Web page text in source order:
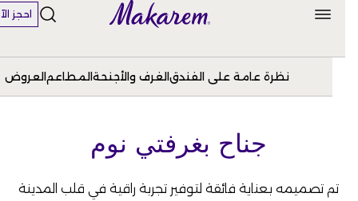
احجز الآن
نظرة عامة على الفندقالغرف والأجنحةالمطاعمالعروض
جناح بغرفتي نوم
تم تصميمه بعناية فائقة لتوفير تجربة راقية في قلب المدينة